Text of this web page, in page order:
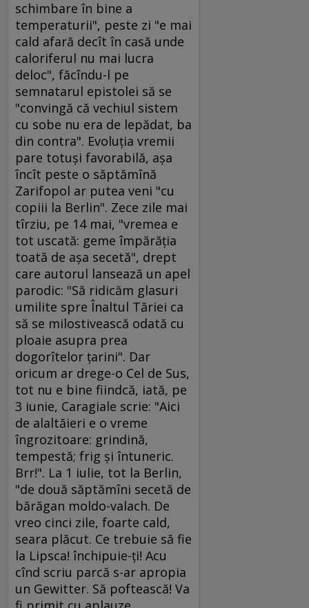
schimbare în bine a
temperaturii", peste zi "e mai
cald afară decît în casă unde
caloriferul nu mai lucra
deloc", făcîndu-l pe
semnatarul epistolei să se
"convingă că vechiul sistem
cu sobe nu era de lepădat, ba
din contra". Evoluţia vremii
pare totuşi favorabilă, aşa
încît peste o săptămînă
Zarifopol ar putea veni "cu
copiii la Berlin". Zece zile mai
tîrziu, pe 14 mai, "vremea e
tot uscată: geme împărăţia
toată de aşa secetă", drept
care autorul lansează un apel
parodic: "Să ridicăm glasuri
umilite spre Înaltul Tăriei ca
să se milostivească odată cu
ploaie asupra prea
dogorîtelor ţarini". Dar
oricum ar drege-o Cel de Sus,
tot nu e bine fiindcă, iată, pe
3 iunie, Caragiale scrie: "Aici
de alaltăieri e o vreme
îngrozitoare: grindină,
tempestă; frig şi întuneric.
Brr!". La 1 iulie, tot la Berlin,
"de două săptămîni secetă de
bărăgan moldo-valach. De
vreo cinci zile, foarte cald,
seara plăcut. Ce trebuie să fie
la Lipsca! închipuie-ţi! Acu
cînd scriu parcă s-ar apropia
un Gewitter. Să poftească! Va